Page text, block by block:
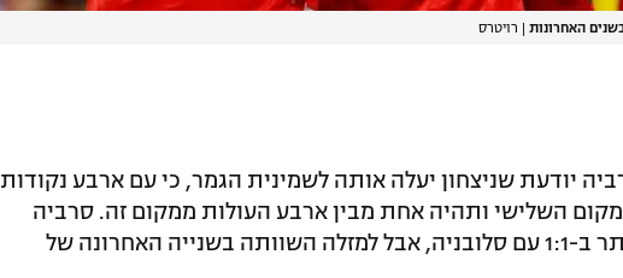
האחרונות | רויטרס
יודעת שניצחון יעלה אותה לשמינית הגמר, כי עם ארבע נקודות
השלישי ותהיה אחת מבין ארבע העולות ממקום זה. סרביה
איכזבה ב-1:0 לאנגליה ועוד יותר ב-1:1 עם סלובניה, אבל למזלה השוותה בשנייה האחרונה של